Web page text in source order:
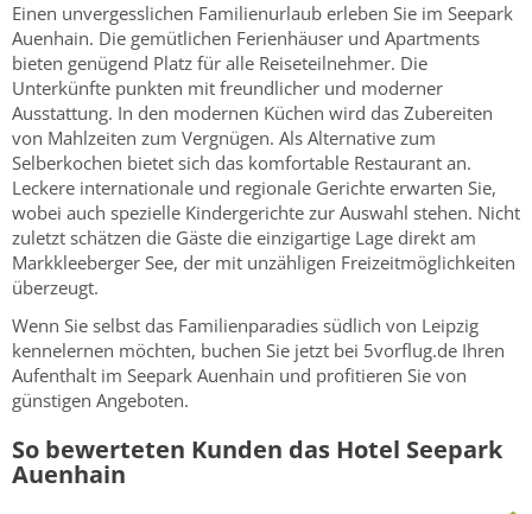
Einen unvergesslichen Familienurlaub erleben Sie im Seepark
Auenhain. Die gemütlichen Ferienhäuser und Apartments
bieten genügend Platz für alle Reiseteilnehmer. Die
Unterkünfte punkten mit freundlicher und moderner
Ausstattung. In den modernen Küchen wird das Zubereiten
von Mahlzeiten zum Vergnügen. Als Alternative zum
Selberkochen bietet sich das komfortable Restaurant an.
Leckere internationale und regionale Gerichte erwarten Sie,
wobei auch spezielle Kindergerichte zur Auswahl stehen. Nicht
zuletzt schätzen die Gäste die einzigartige Lage direkt am
Markkleeberger See, der mit unzähligen Freizeitmöglichkeiten
überzeugt.
Wenn Sie selbst das Familienparadies südlich von Leipzig
kennelernen möchten, buchen Sie jetzt bei 5vorflug.de Ihren
Aufenthalt im Seepark Auenhain und profitieren Sie von
günstigen Angeboten.
So bewerteten Kunden das Hotel Seepark
Auenhain